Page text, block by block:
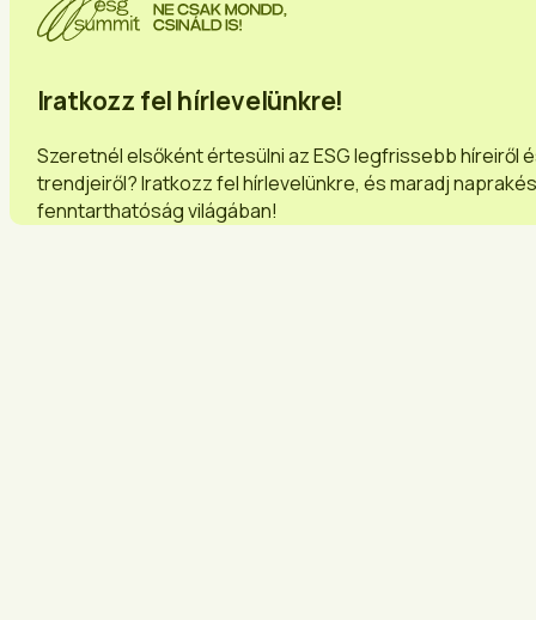
Iratkozz fel hírlevelünkre!
Szeretnél elsőként értesülni az ESG legfrissebb híreiről
trendjeiről? Iratkozz fel hírlevelünkre, és maradj
fenntarthatóság világában!